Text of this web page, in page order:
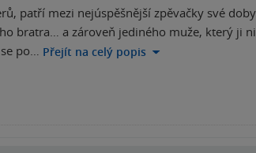
patří mezi nejúspěšnější zpěvačky své
bratra… a zároveň jediného muže, který ji
po… Přejít na celý popis